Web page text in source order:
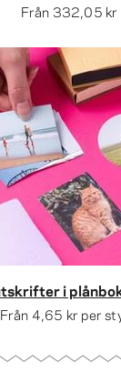
Från 332,05 kr
i
Från 4,65 kr per